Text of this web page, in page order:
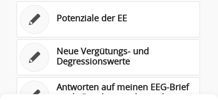
Potenziale der EE
Neue Vergütungs- und
Degressionswerte
Antworten auf meinen EEG-Brief